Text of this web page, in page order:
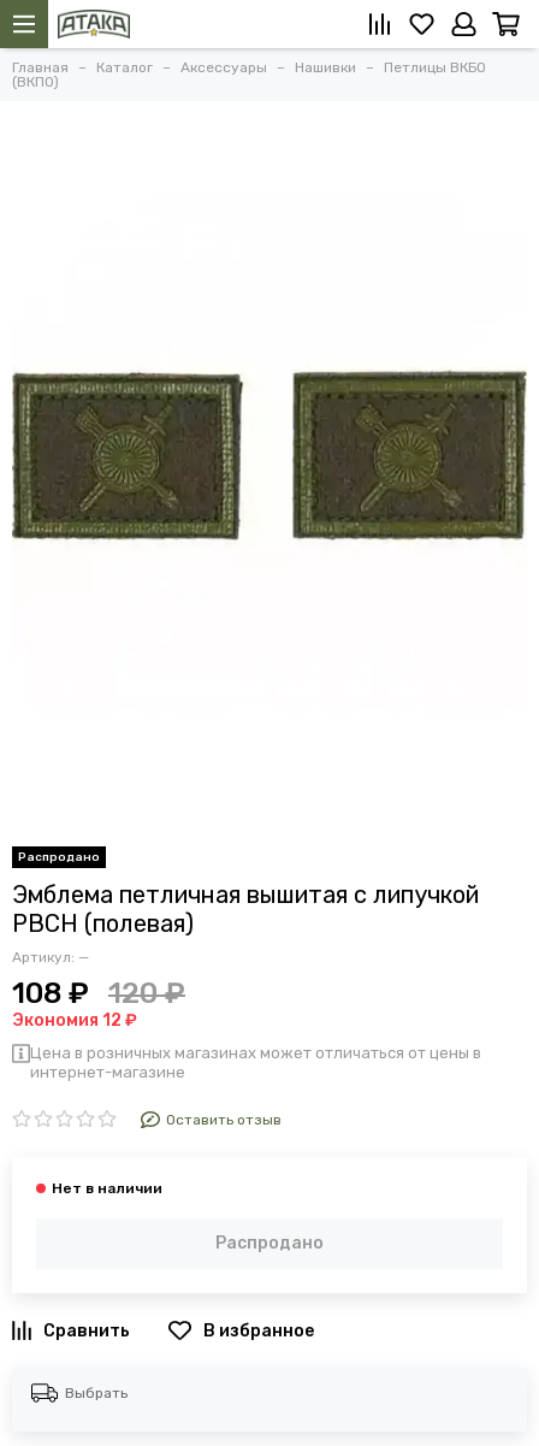
Главная Каталог Аксессуары Нашивки
Петлицы ВКБО
(ВКПО)
Эмблема петличная вышитая с липучкой
РВСН (полевая)
Артикул: —
108 ₽ 120 ₽
Экономия 12 ₽
Цена в розничных магазинах может отличаться от цены в
интернет-магазине
Оставить отзыв
Распродано
В избранное
Выбрать